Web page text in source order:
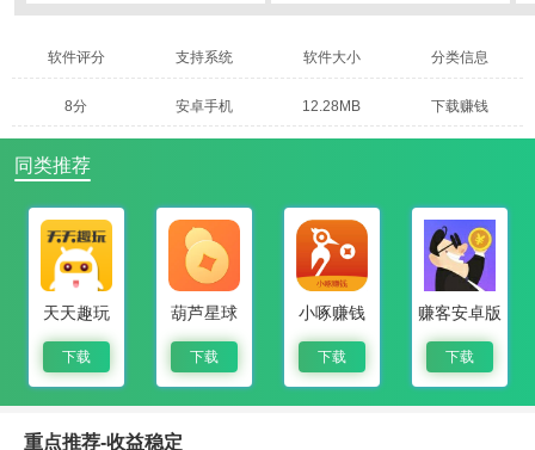
软件评分 支持系统 软件大小 分类信息
8分 安卓手机 12.28MB 下载赚钱
同类推荐
天天趣玩
下载
葫芦星球
下载
小啄赚钱
下载
赚客安卓版
下载
重点推荐-收益稳定